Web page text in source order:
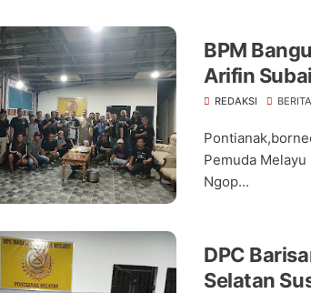
BPM
Arifin
Kota
REDAKSI
Pemuda
Ngop...
DPC
Selatan